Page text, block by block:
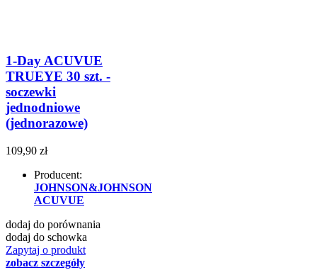
1-Day ACUVUE
TRUEYE 30 szt. -
soczewki
jednodniowe
(jednorazowe)
109,90 zł
Producent:
JOHNSON&JOHNSON
ACUVUE
dodaj do porównania
dodaj do schowka
Zapytaj o produkt
zobacz szczegóły